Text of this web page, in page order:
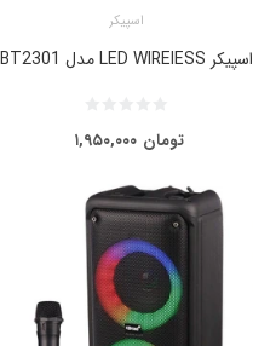
اسپیکر
اسپیکر LED WIREIESS مدل BT2301
۱,۹۵۰,۰۰۰ تومان